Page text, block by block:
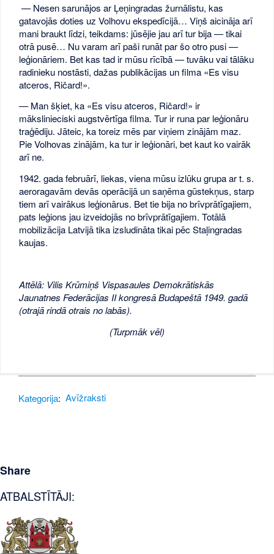
— Nesen sarunājos ar Ļeņingradas žurnālistu, kas
gatavojās doties uz Volhovu ekspedīcijā… Viņš aicināja arī
mani braukt līdzi, teikdams: jūsējie jau arī tur bija — tikai
otrā pusē… Nu varam arī paši runāt par šo otro pusi —
leģionāriem. Bet kas tad ir mūsu rīcībā — tuvāku vai tālāku
radinieku nostāsti, dažas publikācijas un filma «Es visu
atceros, Ričard!».
— Man šķiet, ka «Es visu atceros, Ričard!» ir
mākslinieciski augstvērtīga filma. Tur ir runa par leģionāru
traģēdiju. Jāteic, ka toreiz mēs par viņiem zinājām maz.
Pie Volhovas zinājām, ka tur ir leģionāri, bet kaut ko vairāk
arī ne.
1942. gada februārī, liekas, viena mūsu izlūku grupa ar t. s.
aeroragavām devās operācijā un saņēma gūstekņus, starp
tiem arī vairākus leģionārus. Bet tie bija no brīvprātīgajiem,
pats leģions jau izveidojās no brīvprātīgajiem. Totālā
mobilizācija Latvijā tika izsludināta tikai pēc Staļingradas
kaujas.
Attēlā: Vilis Krūmiņš Vispasaules Demokrātiskās
Jaunatnes Federācijas II kongresā Budapeštā 1949. gadā
(otrajā rindā otrais no labās).
(Turpmāk vēl)
Kategorija: Avīžraksti
Share
ATBALSTĪTĀJI: